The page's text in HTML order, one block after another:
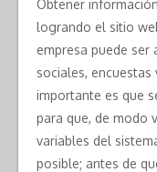
Obtener
logrando el sitio
empresa puede ser
sociales,
importante es que
para que, de modo
variables del
posible; antes de